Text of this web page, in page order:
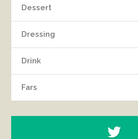
Dessert
Dressing
Drink
Fars